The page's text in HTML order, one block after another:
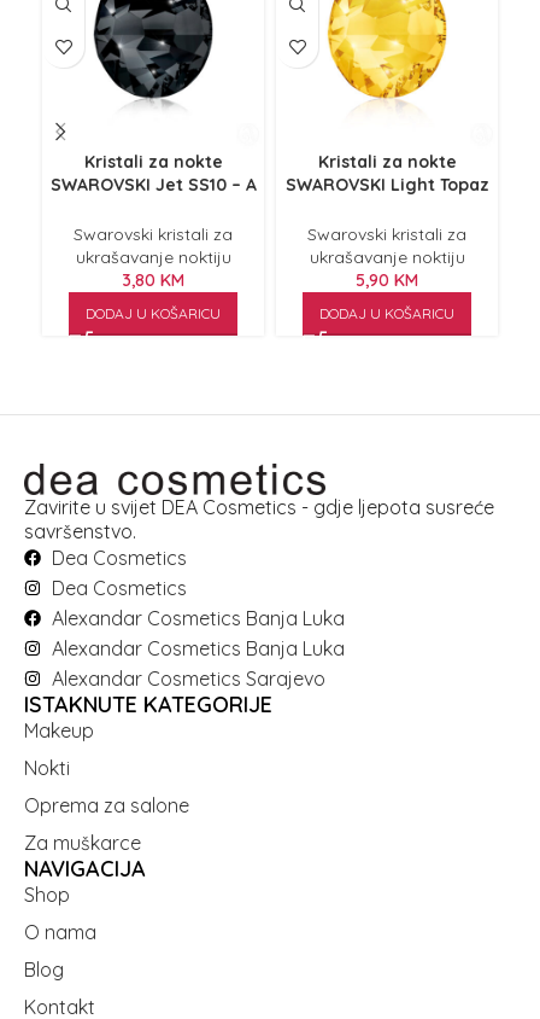
Kristali za nokte
SWAROVSKI Jet SS10 – A
Enhanced 40/1
Swarovski kristali za
ukrašavanje noktiju
3,80 KM
DODAJ U KOŠARICU
Kristali za nokte
SWAROVSKI Light Topaz
Enhanced 40/1
Swarovski kristali za
ukrašavanje noktiju
5,90 KM
DODAJ U KOŠARICU
Zavirite u svijet DEA Cosmetics - gdje ljepota susreće
savršenstvo.
Dea Cosmetics
Dea Cosmetics
Alexandar Cosmetics Banja Luka
Alexandar Cosmetics Banja Luka
Alexandar Cosmetics Sarajevo
ISTAKNUTE KATEGORIJE
Makeup
Nokti
Oprema za salone
Za muškarce
NAVIGACIJA
Shop
O nama
Blog
Kontakt